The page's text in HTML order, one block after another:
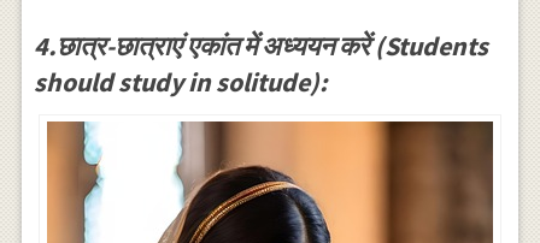
4.छात्र-छात्राएं एकांत में अध्ययन करें (Students
should study in solitude):